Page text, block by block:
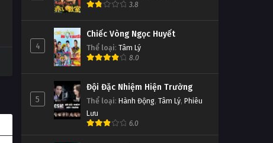
3.8
4
Chiếc Vòng Ngọc Huyết
Thể loại: Tâm Lý
8.0
5
Đội Đặc Nhiệm Hiện Trường
Thể loại: Hành Động, Tâm Lý, Phiêu
Lưu
6.0